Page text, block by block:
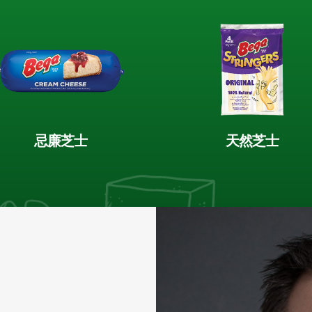
忌廉芝士 天然芝士